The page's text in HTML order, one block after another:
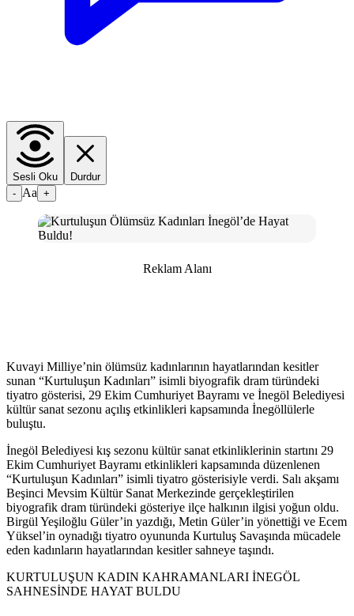
Sesli Oku
Durdur
- Aa +
Reklam Alanı
Kuvayi Milliye’nin ölümsüz kadınlarının hayatlarından kesitler
sunan “Kurtuluşun Kadınları” isimli biyografik dram türündeki
tiyatro gösterisi, 29 Ekim Cumhuriyet Bayramı ve İnegöl Belediyesi
kültür sanat sezonu açılış etkinlikleri kapsamında İnegöllülerle
buluştu.
İnegöl Belediyesi kış sezonu kültür sanat etkinliklerinin startını 29
Ekim Cumhuriyet Bayramı etkinlikleri kapsamında düzenlenen
“Kurtuluşun Kadınları” isimli tiyatro gösterisiyle verdi. Salı akşamı
Beşinci Mevsim Kültür Sanat Merkezinde gerçekleştirilen
biyografik dram türündeki gösteriye ilçe halkının ilgisi yoğun oldu.
Birgül Yeşiloğlu Güler’in yazdığı, Metin Güler’in yönettiği ve Ecem
Yüksel’in oynadığı tiyatro oyununda Kurtuluş Savaşında mücadele
eden kadınların hayatlarından kesitler sahneye taşındı.
KURTULUŞUN KADIN KAHRAMANLARI İNEGÖL
SAHNESİNDE HAYAT BULDU